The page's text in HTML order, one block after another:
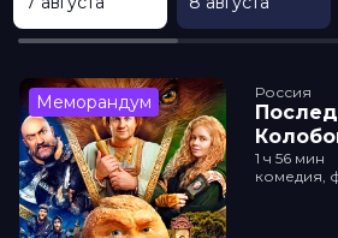
Меморандум Россия
1 ч 56 мин
комедия,